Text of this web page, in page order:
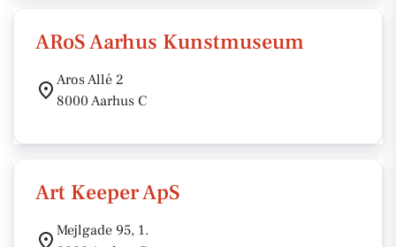
ARoS Aarhus Kunstmuseum
Aros Allé 2
8000 Aarhus C
Art Keeper ApS
Mejlgade 95, 1.